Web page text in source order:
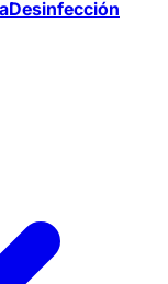
Desinfección